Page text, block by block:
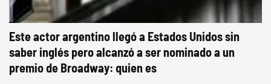
Este actor argentino llegó a Estados Unidos sin
saber inglés pero alcanzó a ser nominado a un
premio de Broadway: quien es